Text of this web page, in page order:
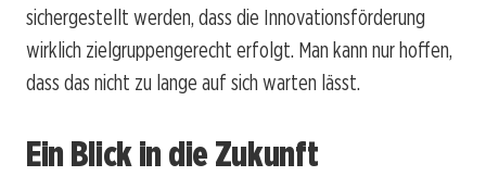
sichergestellt werden, dass die Innovationsförderung
wirklich zielgruppengerecht erfolgt. Man kann nur hoffen,
dass das nicht zu lange auf sich warten lässt.
Ein Blick in die Zukunft